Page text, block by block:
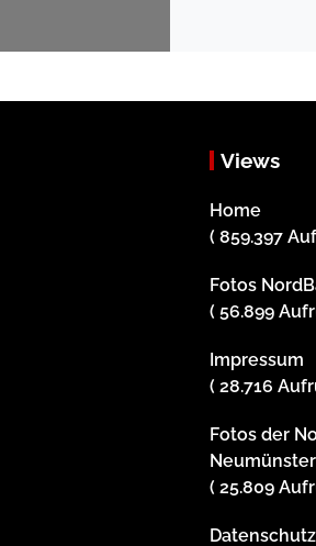
Views
Home
( 859.397
Fotos
( 56.899
Impressum
( 28.716
Fotos der
Neumünster
( 25.809